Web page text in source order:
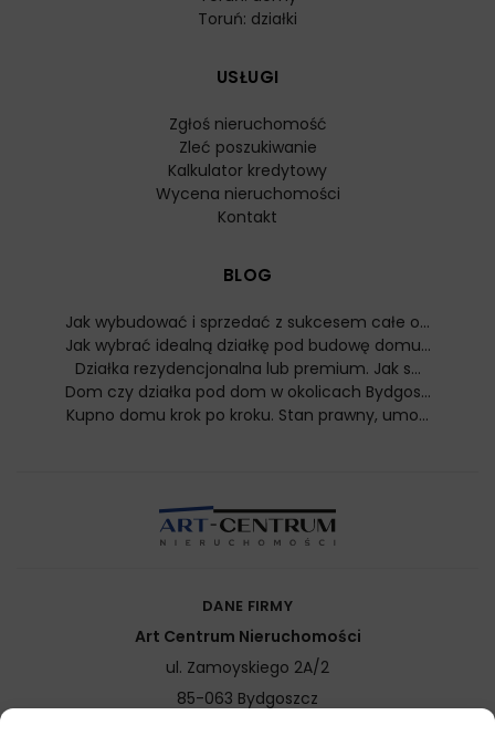
Toruń: działki
USŁUGI
Zgłoś nieruchomość
Zleć poszukiwanie
Kalkulator kredytowy
Wycena nieruchomości
Kontakt
BLOG
Jak wybudować i sprzedać z sukcesem całe o...
Jak wybrać idealną działkę pod budowę domu...
Działka rezydencjonalna lub premium. Jak s...
Dom czy działka pod dom w okolicach Bydgos...
Kupno domu krok po kroku. Stan prawny, umo...
DANE FIRMY
Art Centrum Nieruchomości
ul. Zamoyskiego 2A/2
85-063 Bydgoszcz